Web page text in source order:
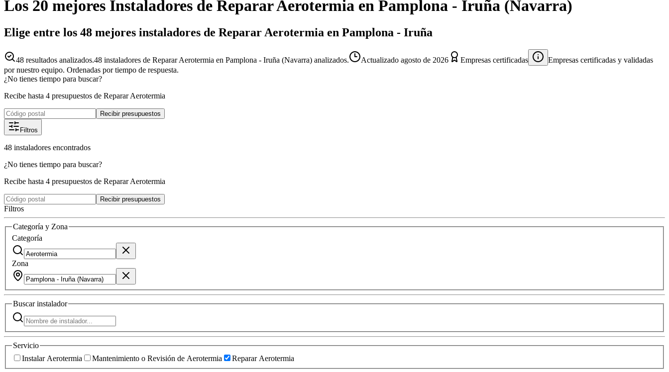
Los 20 mejores Instaladores de Reparar Aerotermia en Pamplona - Iruña (Navarra)
Elige entre los 48 mejores instaladores de Reparar Aerotermia en Pamplona - Iruña
48 resultados analizados.48 instaladores de Reparar Aerotermia en Pamplona - Iruña (Navarra) analizados. Actualizado agosto de 2026 Empresas certificadas
Empresas certificadas y validadas
por nuestro equipo. Ordenadas por tiempo de respuesta.
¿No tienes tiempo para buscar?
Recibe hasta 4 presupuestos de Reparar Aerotermia
Recibir presupuestos
Filtros
48 instaladores encontrados
¿No tienes tiempo para buscar?
Recibe hasta 4 presupuestos de Reparar Aerotermia
Recibir presupuestos
Filtros
Categoría y Zona
Categoría
Zona
Buscarinstalador
Servicio
Instalar Aerotermia
Mantenimiento o Revisión de Aerotermia Reparar Aerotermia